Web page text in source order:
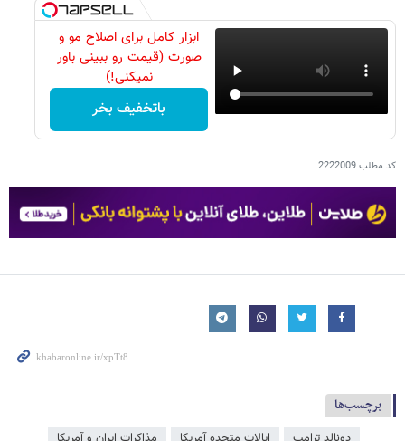
ابزار کامل برای اصلاح مو و
صورت (قیمت رو ببینی باور
نمیکنی!)
باتخفیف بخر
کد مطلب2222009
برچسب‌ها